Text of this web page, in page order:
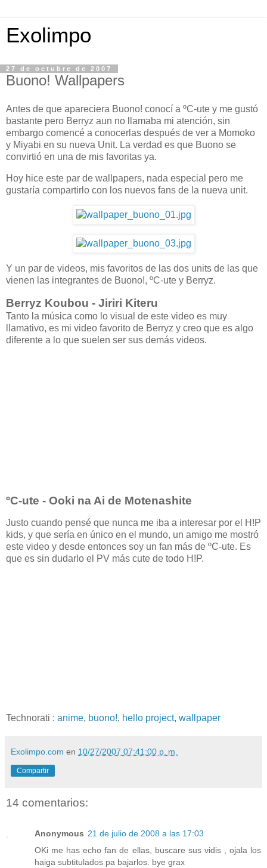
Exolimpo
27 de octubre de 2007
Buono! Wallpapers
Antes de que apareciera Buono! conocí a ºC-ute y me gustó
bastante pero Berryz aun no llamaba mi atención, sin
embargo comencé a conocerlas después de ver a Momoko
y Miyabi en su nueva Unit. La verdad es que Buono se
convirtió en una de mis favoritas ya.
Hoy hice este par de wallpapers, nada especial pero me
gustaría compartirlo con los nuevos fans de la nueva unit.
Y un par de videos, mis favoritos de las dos units de las que
vienen las integrantes de Buono!, ºC-ute y Berryz.
Berryz Koubou - Jiriri Kiteru
Tanto la música como lo visual de este video es muy
llamativo, es mi video favorito de Berryz y creo que es algo
diferente a lo que suelen ser sus demás videos.
ºC-ute - Ooki na Ai de Motenashite
Justo cuando pensé que nunca me iba a interesar por el H!P
kids, y que sería en único en el mundo, un amigo me mostró
este video y desde entonces soy un fan más de ºC-ute. Es
que es sin dudarlo el PV más cute de todo H!P.
Technorati : anime, buono!, hello project, wallpaper
Exolimpo.com en 10/27/2007 07:41:00 p. m.
Compartir
14 comentarios:
Anonymous 21 de julio de 2008 a las 17:03
OKi me has echo fan de ellas, buscare sus vidis , ojala los
haiga subtitulados pa bajarlos. bye grax